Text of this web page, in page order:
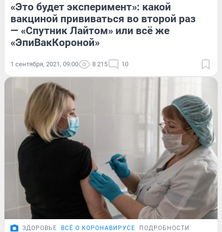
«Это будет эксперимент»: какой
вакциной прививаться во второй раз
— «Спутник Лайтом» или всё же
«ЭпиВакКороной»
1 сентября, 2021, 09:00 8 215 10
ЗДОРОВЬЕ ВСЁ О КОРОНАВИРУСЕ ПОДРОБНОСТИ